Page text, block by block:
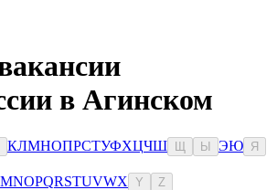
в Агинском
КЛМНОПРСТУФХЦЧШ Ы ЭЮ Я
MNOPQRSTUVWX Y Z